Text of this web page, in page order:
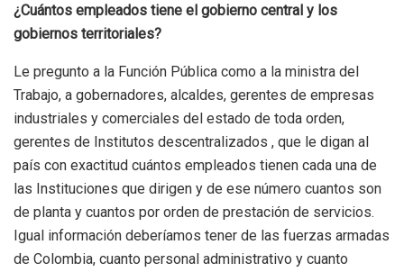
¿Cuántos empleados tiene el gobierno central y los
gobiernos territoriales?
Le pregunto a la Función Pública como a la ministra del
Trabajo, a gobernadores, alcaldes, gerentes de empresas
industriales y comerciales del estado de toda orden,
gerentes de Institutos descentralizados , que le digan al
país con exactitud cuántos empleados tienen cada una de
las Instituciones que dirigen y de ese número cuantos son
de planta y cuantos por orden de prestación de servicios.
Igual información deberíamos tener de las fuerzas armadas
de Colombia, cuanto personal administrativo y cuanto